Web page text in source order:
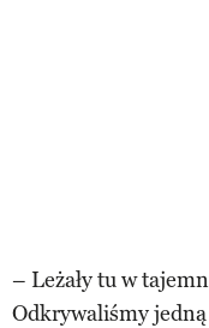
– Leżały tu w
Odkrywaliśmy